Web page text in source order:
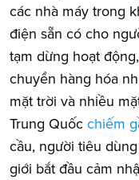
các nhà máy trong
điện sẵn có cho
tạm dừng hoạt
chuyển hàng hóa
mặt trời và nhiều
Trung Quốc chiếm
cầu, người tiêu
giới bắt đầu cảm